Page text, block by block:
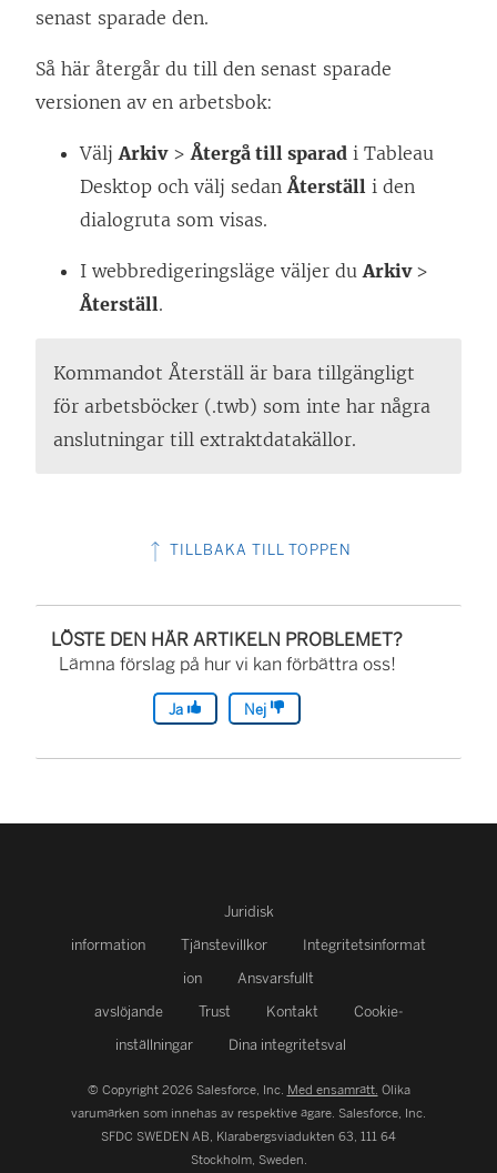
senast sparade den.
Så här återgår du till den senast sparade
versionen av en arbetsbok:
VäljArkiv>Återgå till sparad i Tableau
Desktop och välj sedanÅterställ i den
dialogruta som visas.
I webbredigeringsläge väljer duArkiv >
Återställ.
Kommandot Återställ är bara tillgängligt
för arbetsböcker (.twb) som inte har några
anslutningar till extraktdatakällor.
TILLBAKA TILL TOPPEN
LÖSTE DEN HÄR ARTIKELN PROBLEMET?
Lämna förslag på hur vi kan förbättra oss!
Ja Nej
Juridisk
information
Tjänstevillkor
Integritetsinformat
ion
Ansvarsfullt
avslöjande
Trust Kontakt
Cookie-
inställningar
Dina integritetsval
© Copyright 2026 Salesforce, Inc. Med ensamrätt. Olika
varumärken som innehas av respektive ägare. Salesforce, Inc.
SFDC SWEDEN AB, Klarabergsviadukten 63, 111 64
Stockholm, Sweden.